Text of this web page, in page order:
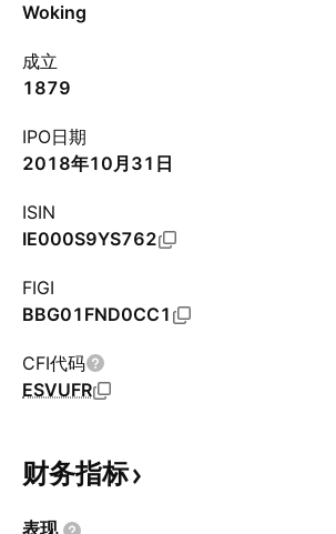
Woking
成立
1879
IPO日期
2018年10月31日
ISIN
IE000S9YS762
FIGI
BBG01FND0CC1
CFI代码
ESVUFR
财务指标
表现